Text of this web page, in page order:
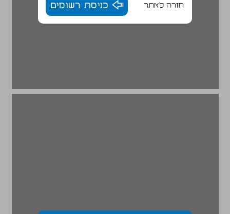
חזרה לאתר כניסת רשומים